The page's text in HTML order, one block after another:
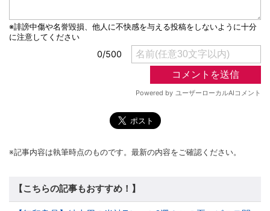
※記事内容は執筆時点のものです。最新の内容をご確認ください。
【こちらの記事もおすすめ！】